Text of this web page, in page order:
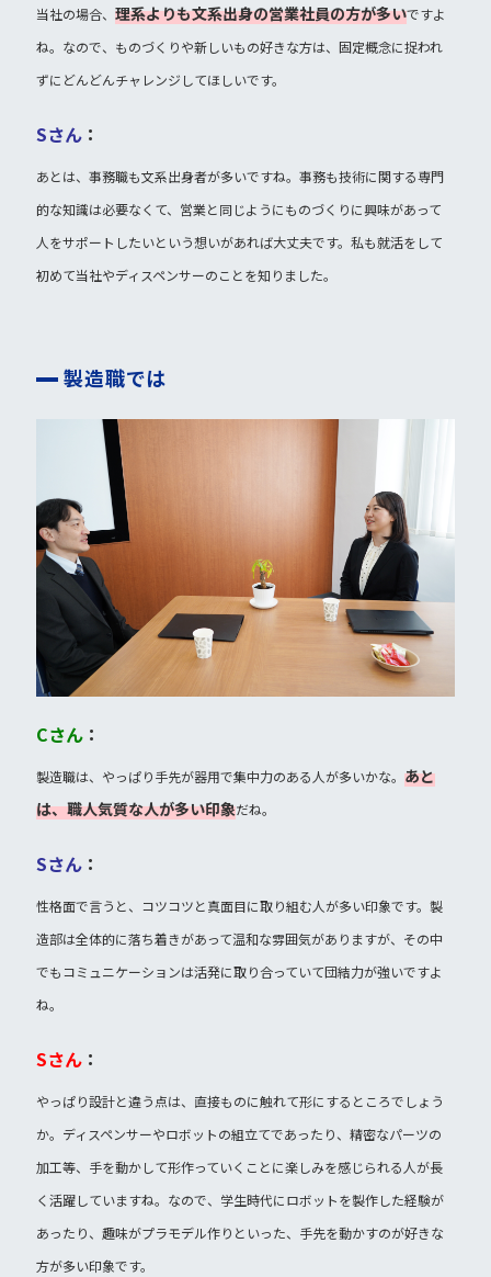
当社の場合、理系よりも文系出身の営業社員の方が多いですよ
ね。なので、ものづくりや新しいもの好きな方は、固定概念に捉われ
ずにどんどんチャレンジしてほしいです。
Sさん ：
あとは、事務職も文系出身者が多いですね。事務も技術に関する専門
的な知識は必要なくて、営業と同じようにものづくりに興味があって
人をサポートしたいという想いがあれば大丈夫です。私も就活をして
初めて当社やディスペンサーのことを知りました。
製造職では
Cさん ：
製造職は、やっぱり手先が器用で集中力のある人が多いかな。あと
は、職人気質な人が多い印象だね。
Sさん ：
性格面で言うと、コツコツと真面目に取り組む人が多い印象です。製
造部は全体的に落ち着きがあって温和な雰囲気がありますが、その中
でもコミュニケーションは活発に取り合っていて団結力が強いですよ
ね。
Sさん ：
やっぱり設計と違う点は、直接ものに触れて形にするところでしょう
か。ディスペンサーやロボットの組立てであったり、精密なパーツの
加工等、手を動かして形作っていくことに楽しみを感じられる人が長
く活躍していますね。なので、学生時代にロボットを製作した経験が
あったり、趣味がプラモデル作りといった、手先を動かすのが好きな
方が多い印象です。